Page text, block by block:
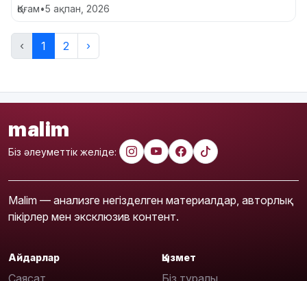
Қоғам•5 ақпан, 2026
‹ 1 2 ›
malim
Біз әлеуметтік желіде:
Malim — анализге негізделген материалдар, авторлық
пікірлер мен эксклюзив контент.
Айдарлар Қызмет